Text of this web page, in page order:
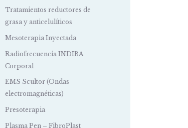
Tratamientos reductores de
grasa y anticelulíticos
Mesoterapia Inyectada
Radiofrecuencia INDIBA
Corporal
EMS Scultor (Ondas
electromagnéticas)
Presoterapia
Plasma Pen – FibroPlast